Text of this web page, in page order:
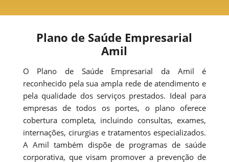
Plano de Saúde Empresarial
Amil
O Plano de Saúde Empresarial da Amil é
reconhecido pela sua ampla rede de atendimento e
pela qualidade dos serviços prestados. Ideal para
empresas de todos os portes, o plano oferece
cobertura completa, incluindo consultas, exames,
internações, cirurgias e tratamentos especializados.
A Amil também dispõe de programas de saúde
corporativa, que visam promover a prevenção de